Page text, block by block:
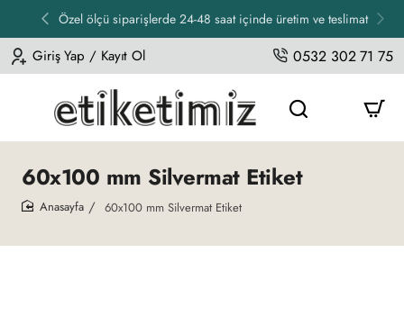
Özel ölçü siparişlerde 24-48 saat içinde üretim ve teslimat
Giriş Yap / Kayıt Ol 0532 302 71 75
60x100 mm Silvermat Etiket
60x100 mm Silvermat Etiket